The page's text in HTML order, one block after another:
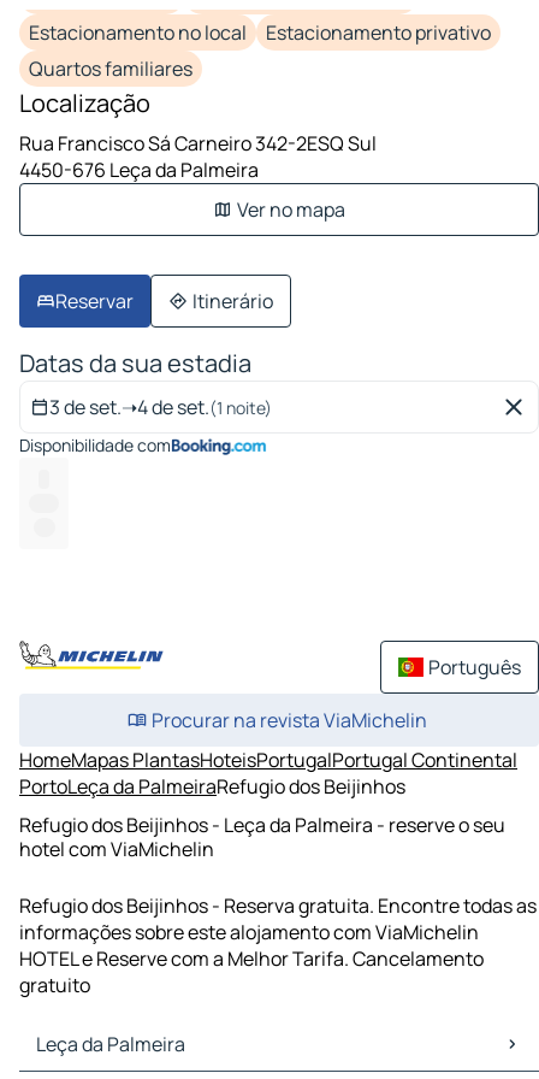
Estacionamento no local
Estacionamento privativo
Quartos familiares
Localização
Rua Francisco Sá Carneiro 342-2ESQ Sul
4450-676 Leça da Palmeira
Ver no mapa
Reservar Itinerário
Datas da sua estadia
3 de set.➝4 de set.(1 noite)
Disponibilidade com
Português
Procurar na revista ViaMichelin
HomeMapas PlantasHoteisPortugalPortugal Continental
PortoLeça da PalmeiraRefugio dos Beijinhos
Refugio dos Beijinhos - Leça da Palmeira - reserve o seu
hotel com ViaMichelin
Refugio dos Beijinhos - Reserva gratuita. Encontre todas as
informações sobre este alojamento com ViaMichelin
HOTEL e Reserve com a Melhor Tarifa. Cancelamento
gratuito
Leça da Palmeira